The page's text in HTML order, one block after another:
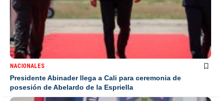
NACIONALES
Presidente Abinader llega a Cali para ceremonia de
posesión de Abelardo de la Espriella